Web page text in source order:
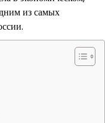
из самых